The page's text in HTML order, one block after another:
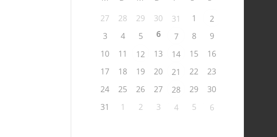
27
28 29 30 31 1
2
3
4 5 6 7 8
9
10
11 12 13 14 15
16
17
18 19 20 21 22
23
24
25 26 27 28 29
30
31
1 2 3 4 5 6